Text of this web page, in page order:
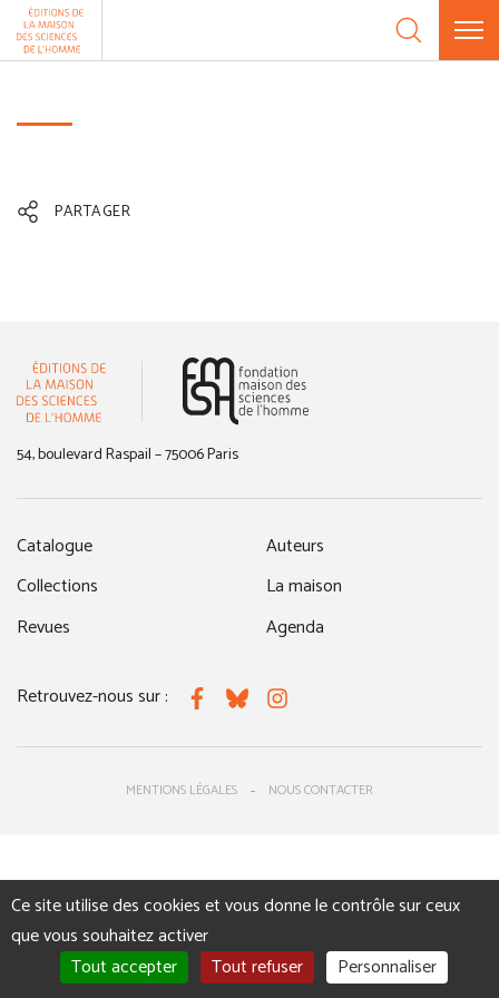
Aller au contenu
PARTAGER
54, boulevard Raspail – 75006 Paris
Catalogue
Collections
Revues
Auteurs
La maison
Agenda
Retrouvez-nous sur : FacebookBlueskyInstagram
MENTIONS LÉGALES NOUS CONTACTER
Panneau de gestion des cookies
Ce site utilise des cookies et vous donne le contrôle sur ceux
que vous souhaitez activer
Tout accepter
Tout refuser Personnaliser